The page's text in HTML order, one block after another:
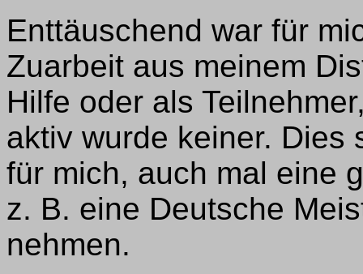
Enttäuschend war für
Zuarbeit aus meinem
Hilfe oder als
aktiv wurde keiner. Dies
für mich, auch mal eine
z. B. eine Deutsche
nehmen.